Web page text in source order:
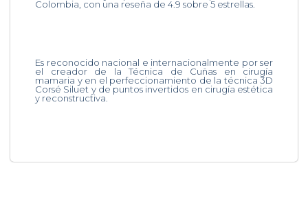
Colombia, con una reseña de 4.9 sobre 5 estrellas.
Es reconocido nacional e internacionalmente por ser
el creador de la Técnica de Cuñas en cirugía
mamaria y en el perfeccionamiento de la técnica 3D
Corsé Siluet y de puntos invertidos en cirugía estética
y reconstructiva.